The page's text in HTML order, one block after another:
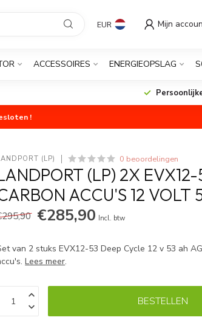
EUR Mijn
ACCESSOIRES ENERGIEOPSLAG
!
(LP) 0 beoordelingen
(LP) 2X
ACCU'S 12 VOLT
€285,90 Incl. btw
van 2 stuks EVX12-53 Deep Cycle 12 v 53 ah
Lees meer.
BESTELLEN